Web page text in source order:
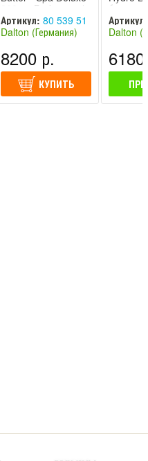
200 мл Body care /
Dalton
Артикул: 80 539 51
Dalton (Германия)
8200 р.
КУПИТЬ
Body
Артикул:
Dalton